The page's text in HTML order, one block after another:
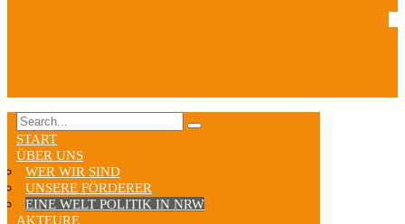
START
ÜBER UNS
WER WIR SIND
UNSERE FÖRDERER
EINE WELT POLITIK IN NRW
AKTEURE